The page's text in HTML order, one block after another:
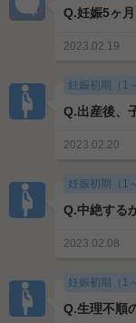
Q.妊娠5ヶ
2023.02.19
妊娠初期（1
Q.出産後、
2023.02.20
妊娠初期（1
Q.中絶する
2023.02.08
妊娠初期（1
Q.生理不順